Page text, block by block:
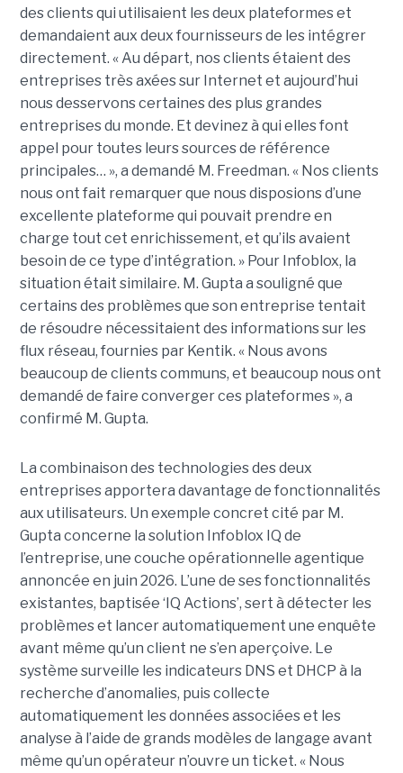
des clients qui utilisaient les deux plateformes et
demandaient aux deux fournisseurs de les intégrer
directement. « Au départ, nos clients étaient des
entreprises très axées sur Internet et aujourd’hui
nous desservons certaines des plus grandes
entreprises du monde. Et devinez à qui elles font
appel pour toutes leurs sources de référence
principales… », a demandé M. Freedman. « Nos clients
nous ont fait remarquer que nous disposions d’une
excellente plateforme qui pouvait prendre en
charge tout cet enrichissement, et qu’ils avaient
besoin de ce type d’intégration. » Pour Infoblox, la
situation était similaire. M. Gupta a souligné que
certains des problèmes que son entreprise tentait
de résoudre nécessitaient des informations sur les
flux réseau, fournies par Kentik. « Nous avons
beaucoup de clients communs, et beaucoup nous ont
demandé de faire converger ces plateformes », a
confirmé M. Gupta.
La combinaison des technologies des deux
entreprises apportera davantage de fonctionnalités
aux utilisateurs. Un exemple concret cité par M.
Gupta concerne la solution Infoblox IQ de
l’entreprise, une couche opérationnelle agentique
annoncée en juin 2026. L’une de ses fonctionnalités
existantes, baptisée ‘IQ Actions’, sert à détecter les
problèmes et lancer automatiquement une enquête
avant même qu’un client ne s’en aperçoive. Le
système surveille les indicateurs DNS et DHCP à la
recherche d’anomalies, puis collecte
automatiquement les données associées et les
analyse à l’aide de grands modèles de langage avant
même qu’un opérateur n’ouvre un ticket. « Nous